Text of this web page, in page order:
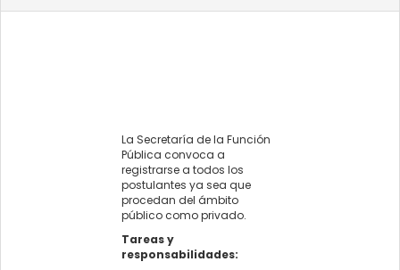
La Secretaría de la Función
Pública convoca a
registrarse a todos los
postulantes ya sea que
procedan del ámbito
público como privado.
Tareas y
responsabilidades: